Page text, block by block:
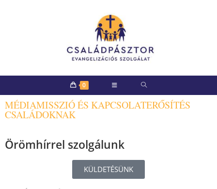
0
MÉDIAMISSZIÓ ÉS KAPCSOLATERŐSÍTÉS
CSALÁDOKNAK
Örömhírrel szolgálunk
KÜLDETÉSÜNK